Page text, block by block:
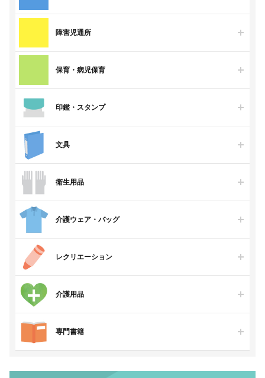
障害児通所
保育・病児保育
印鑑・スタンプ
文具
衛生用品
介護ウェア・バッグ
レクリエーション
介護用品
専門書籍